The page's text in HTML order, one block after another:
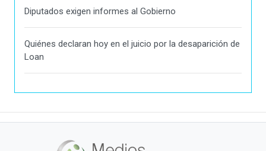
Diputados exigen informes al Gobierno
Quiénes declaran hoy en el juicio por la desaparición de
Loan